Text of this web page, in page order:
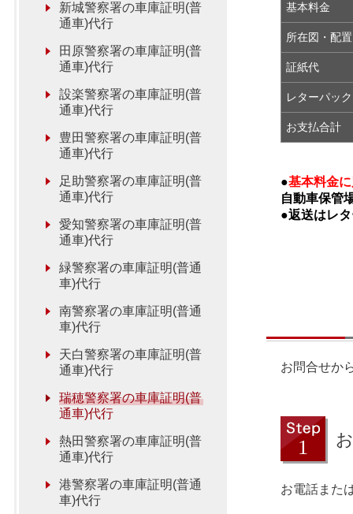
基本料金
所在図・配
証紙代
レターパッ
お支払合計
●基本料金に
自動車保管
●返送はレ
お問合せか
お電話また
新城警察署の車庫証明(普
通車)代行
田原警察署の車庫証明(普
通車)代行
設楽警察署の車庫証明(普
通車)代行
豊田警察署の車庫証明(普
通車)代行
足助警察署の車庫証明(普
通車)代行
愛知警察署の車庫証明(普
通車)代行
緑警察署の車庫証明(普通
車)代行
南警察署の車庫証明(普通
車)代行
天白警察署の車庫証明(普
通車)代行
瑞穂警察署の車庫証明(普
通車)代行
熱田警察署の車庫証明(普
通車)代行
港警察署の車庫証明(普通
車)代行